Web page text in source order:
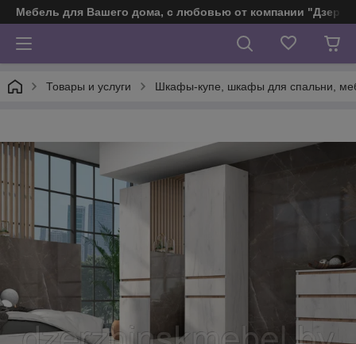
Мебель для Вашего дома, с любовью от компании
Товары и услуги Шкафы-купе, шкафы для спальни,